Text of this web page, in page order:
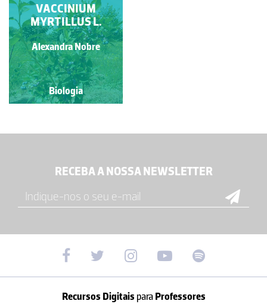
VACCINIUM
MYRTILLUS L.
Alexandra Nobre
Biologia
RECEBA A NOSSA NEWSLETTER
Recursos Digitais paraProfessores